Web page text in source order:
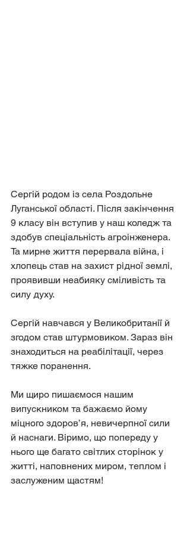
Сергій родом із села Роздольне
Луганської області. Після закінчення
9 класу він вступив у наш коледж та
здобув спеціальність агроінженера.
Та мирне життя перервала війна, і
хлопець став на захист рідної землі,
проявивши неабияку сміливість та
силу духу.
Сергій навчався у Великобританії й
згодом став штурмовиком. Зараз він
знаходиться на реабілітації, через
тяжке поранення.
Ми щиро пишаємося нашим
випускником та бажаємо йому
міцного здоров’я, невичерпної сили
й наснаги. Віримо, що попереду у
нього ще багато світлих сторінок у
житті, наповнених миром, теплом і
заслуженим щастям!